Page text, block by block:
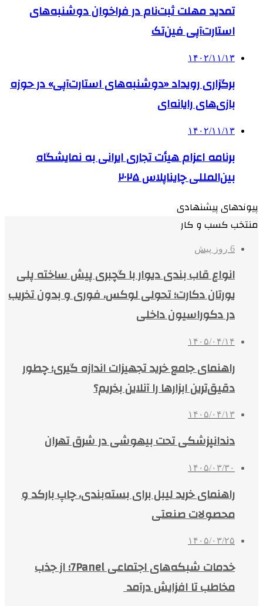
تمدید مهلت ثبت‌نام در فراخوان دوشنبه‌های
استارت‌آپی فین‌تک
۱۴۰۲/۱۱/۱۳
برگزاری رویداد «دوشنبه‌های استارت‌آپی» در حوزه
بازی‌های رایانه‌ای
۱۴۰۲/۱۱/۱۳
برنامه اعزام هیأت تجاری ایرانی به نمایشگاه
بین‌المللی چایناپلاس ۲۰۲۵
پیوندهای پیشنهادی
منتخب کسب و کار
6 روز پیش
انواع قاب بندی دیوار با گچبری پیش ساخته پلی
یورتان دکارت؛ تحولی لوکس، فوری و بدون تخریب
در دکوراسیون داخلی
۱۴۰۵/۰۴/۱۴
راهنمای جامع خرید تجهیزات اندازه گیری؛ چطور
دقیق‌ترین ابزارها را آنلاین بخریم؟
۱۴۰۵/۰۴/۱۳
دندانپزشکی تحت بیهوشی در شرق تهران
۱۴۰۵/۰۳/۳۰
راهنمای خرید لیبل برای بسته‌بندی، چاپ بارکد و
محصولات صنعتی
۱۴۰۵/۰۳/۲۵
خدمات شبکه‌های اجتماعی 7Panel؛ از جذب
مخاطب تا افزایش درآمد